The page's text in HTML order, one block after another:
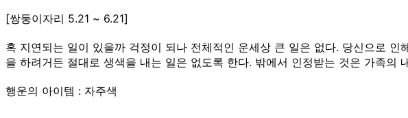
[쌍둥이자리 5.21 ~ 6.21]
혹 지연되는 일이 있을까 걱정이 되나 전체적인 운세상 큰 일은 없다. 당신으로
을 하려거든 절대로 생색을 내는 일은 없도록 한다. 밖에서 인정받는 것은 가족의
행운의 아이템 : 자주색